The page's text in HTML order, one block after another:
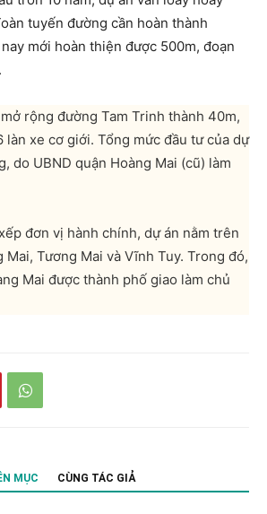
tuyến đường cần hoàn thành
mới hoàn thiện được 500m, đoạn
rộng đường Tam Trinh thành 40m,
làn xe cơ giới. Tổng mức đầu tư của dự
do UBND quận Hoàng Mai (cũ) làm
đơn vị hành chính, dự án nằm trên
Mai, Tương Mai và Vĩnh Tuy. Trong đó,
Mai được thành phố giao làm chủ
MỤC CÙNG TÁC GIẢ